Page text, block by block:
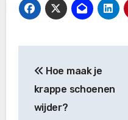
navigatie
Hoe maak je
krappe schoenen
wijder?